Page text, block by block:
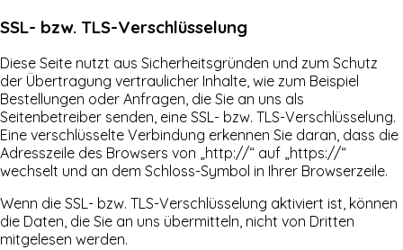
SSL- bzw. TLS-Verschlüsselung
Diese Seite nutzt aus Sicherheitsgründen und zum Schutz
der Übertragung vertraulicher Inhalte, wie zum Beispiel
Bestellungen oder Anfragen, die Sie an uns als
Seitenbetreiber senden, eine SSL- bzw. TLS-Verschlüsselung.
Eine verschlüsselte Verbindung erkennen Sie daran, dass die
Adresszeile des Browsers von „http://“ auf „https://“
wechselt und an dem Schloss-Symbol in Ihrer Browserzeile.
Wenn die SSL- bzw. TLS-Verschlüsselung aktiviert ist, können
die Daten, die Sie an uns übermitteln, nicht von Dritten
mitgelesen werden.